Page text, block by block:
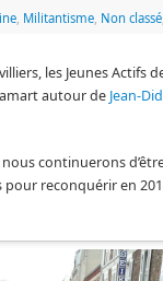
, Militantisme, Non classé,
les Jeunes Actifs
autour de Jean-
continuerons
pour reconquérir en